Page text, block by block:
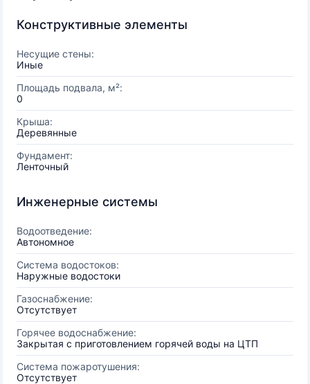
Конструктивные элементы
Несущие стены:
Иные
Площадь подвала, м²:
0
Крыша:
Деревянные
Фундамент:
Ленточный
Инженерные системы
Водоотведение:
Автономное
Система водостоков:
Наружные водостоки
Газоснабжение:
Отсутствует
Горячее водоснабжение:
Закрытая с приготовлением горячей воды на ЦТП
Система пожаротушения:
Отсутствует